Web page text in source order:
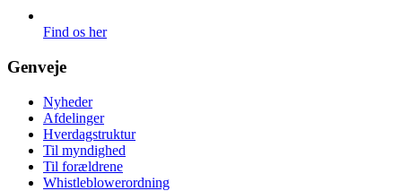
Find os her
Genveje
Nyheder
Afdelinger
Hverdagstruktur
Til myndighed
Til forældrene
Whistleblowerordning